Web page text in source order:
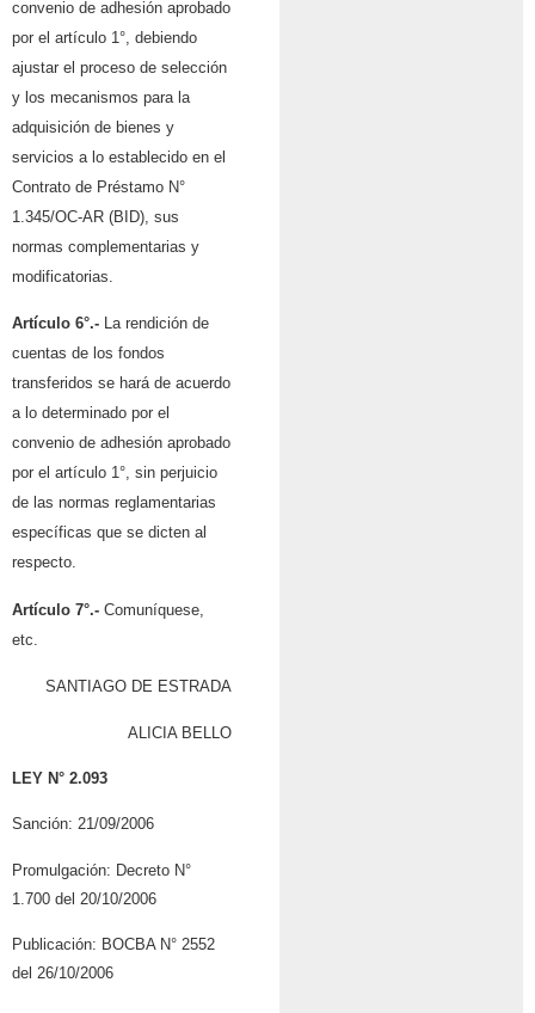
convenio de adhesión aprobado
por el artículo 1°, debiendo
ajustar el proceso de selección
y los mecanismos para la
adquisición de bienes y
servicios a lo establecido en el
Contrato de Préstamo N°
1.345/OC-AR (BID), sus
normas complementarias y
modificatorias.
Artículo 6°.- La rendición de
cuentas de los fondos
transferidos se hará de acuerdo
a lo determinado por el
convenio de adhesión aprobado
por el artículo 1°, sin perjuicio
de las normas reglamentarias
específicas que se dicten al
respecto.
Artículo 7°.- Comuníquese,
etc.
SANTIAGO DE ESTRADA
ALICIA BELLO
LEY N° 2.093
Sanción: 21/09/2006
Promulgación: Decreto N°
1.700 del 20/10/2006
Publicación: BOCBA N° 2552
del 26/10/2006